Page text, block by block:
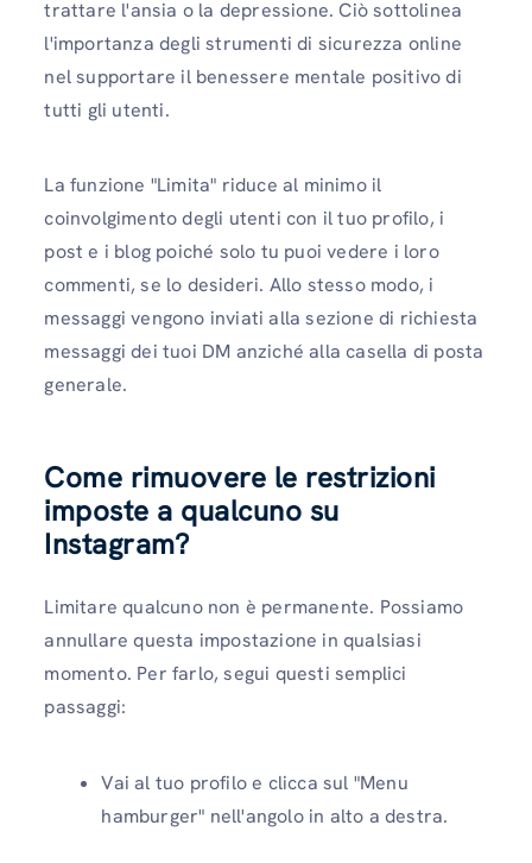
trattare l'ansia o la depressione. Ciò sottolinea
l'importanza degli strumenti di sicurezza online
nel supportare il benessere mentale positivo di
tutti gli utenti.
La funzione "Limita" riduce al minimo il
coinvolgimento degli utenti con il tuo profilo, i
post e i blog poiché solo tu puoi vedere i loro
commenti, se lo desideri. Allo stesso modo, i
messaggi vengono inviati alla sezione di richiesta
messaggi dei tuoi DM anziché alla casella di posta
generale.
Come rimuovere le restrizioni
imposte a qualcuno su
Instagram?
Limitare qualcuno non è permanente. Possiamo
annullare questa impostazione in qualsiasi
momento. Per farlo, segui questi semplici
passaggi:
Vai al tuo profilo e clicca sul "Menu
hamburger" nell'angolo in alto a destra.